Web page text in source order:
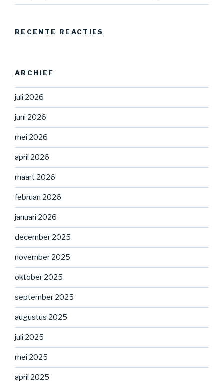
RECENTE REACTIES
ARCHIEF
juli 2026
juni 2026
mei 2026
april 2026
maart 2026
februari 2026
januari 2026
december 2025
november 2025
oktober 2025
september 2025
augustus 2025
juli 2025
mei 2025
april 2025